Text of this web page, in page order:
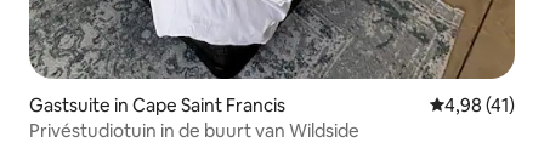
Gastsuite in Cape Saint Francis Gemiddelde
4,98 (41)
Privéstudiotuin in de buurt van Wildside